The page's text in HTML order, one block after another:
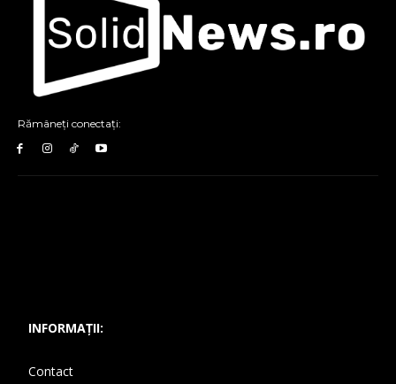
Rămâneți conectați:
INFORMAȚII:
Contact